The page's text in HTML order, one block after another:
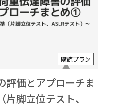
購読プラン
評価とアプローチま
脚立位テスト、